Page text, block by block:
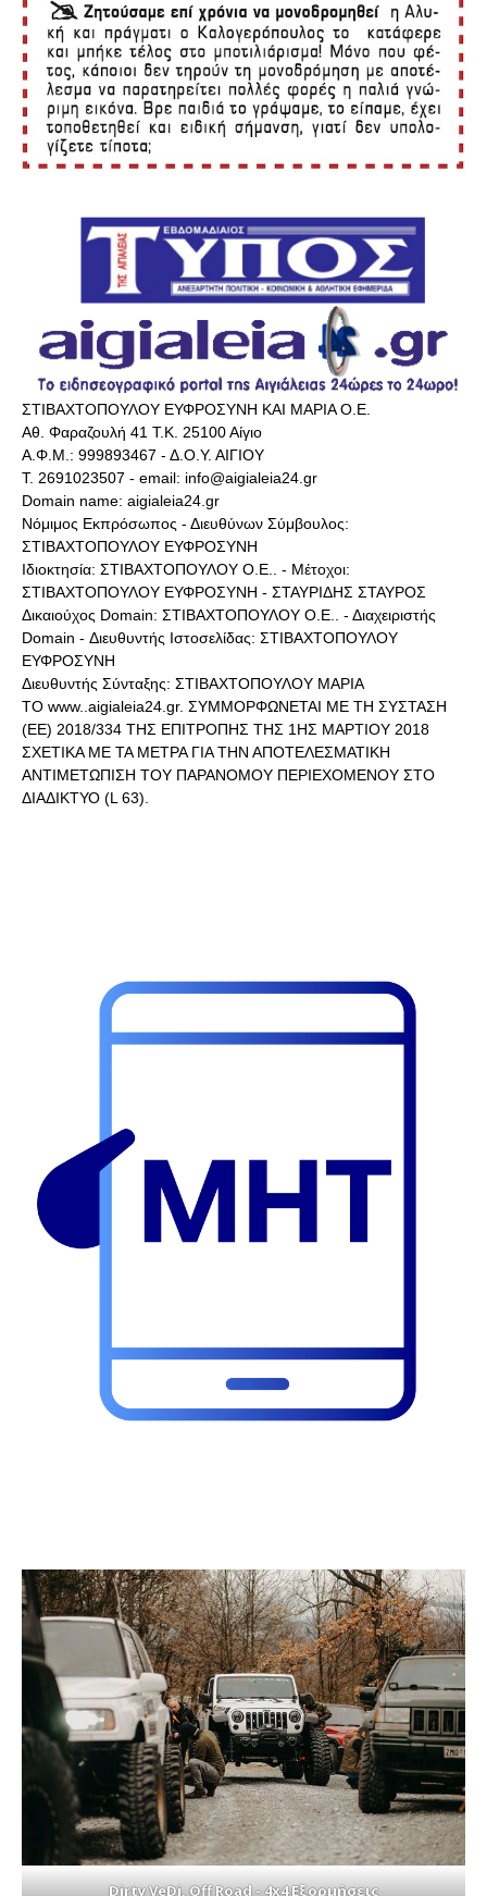
ΣΤΙΒΑΧΤΟΠΟΥΛΟΥ ΕΥΦΡΟΣΥΝΗ ΚΑΙ ΜΑΡΙΑ Ο.Ε.
Αθ. Φαραζουλή 41 Τ.Κ. 25100 Αίγιο
Α.Φ.Μ.: 999893467 - Δ.Ο.Υ. ΑΙΓΙΟΥ
Τ. 2691023507 - email: info@aigialeia24.gr
Domain name: aigialeia24.gr
Νόμιμος Εκπρόσωπος - Διευθύνων Σύμβουλος:
ΣΤΙΒΑΧΤΟΠΟΥΛΟΥ ΕΥΦΡΟΣΥΝΗ
Ιδιοκτησία: ΣΤΙΒΑΧΤΟΠΟΥΛΟΥ Ο.Ε.. - Μέτοχοι:
ΣΤΙΒΑΧΤΟΠΟΥΛΟΥ ΕΥΦΡΟΣΥΝΗ - ΣΤΑΥΡΙΔΗΣ ΣΤΑΥΡΟΣ
Δικαιούχος Domain: ΣΤΙΒΑΧΤΟΠΟΥΛΟΥ Ο.Ε.. - Διαχειριστής
Domain - Διευθυντής Ιστοσελίδας: ΣΤΙΒΑΧΤΟΠΟΥΛΟΥ
ΕΥΦΡΟΣΥΝΗ
Διευθυντής Σύνταξης: ΣΤΙΒΑΧΤΟΠΟΥΛΟΥ ΜΑΡΙΑ
ΤΟ www..aigialeia24.gr. ΣΥΜΜΟΡΦΩΝΕΤΑΙ ΜΕ ΤΗ ΣΥΣΤΑΣΗ
(ΕΕ) 2018/334 ΤΗΣ ΕΠΙΤΡΟΠΗΣ ΤΗΣ 1ΗΣ ΜΑΡΤΙΟΥ 2018
ΣΧΕΤΙΚΑ ΜΕ ΤΑ ΜΕΤΡΑ ΓΙΑ ΤΗΝ ΑΠΟΤΕΛΕΣΜΑΤΙΚΗ
ΑΝΤΙΜΕΤΩΠΙΣΗ ΤΟΥ ΠΑΡΑΝΟΜΟΥ ΠΕΡΙΕΧΟΜΕΝΟΥ ΣΤΟ
ΔΙΑΔΙΚΤΥΟ (L 63).
Dirty VeDi, Off Road - 4x4 Εξορμήσεις